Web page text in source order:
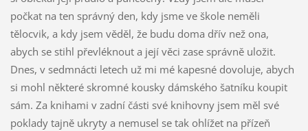
počkat na ten správný den, kdy jsme ve škole neměli
tělocvik, a kdy jsem věděl, že budu doma dřív než ona,
abych se stihl převléknout a její věci zase správně uložit.
Dnes, v sedmnácti letech už mi mé kapesné dovoluje, abych
si mohl některé skromné kousky dámského šatníku koupit
sám. Za knihami v zadní části své knihovny jsem měl své
poklady tajně ukryty a nemusel se tak ohlížet na přízeň